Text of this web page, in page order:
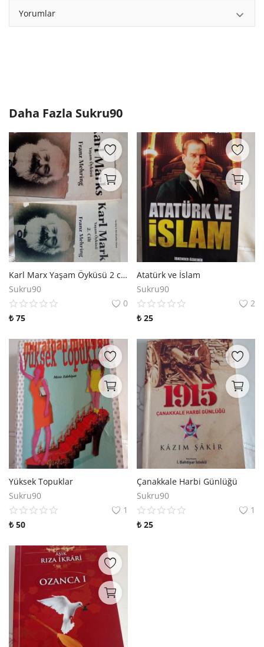
Yorumlar
Daha Fazla Sukru90
Karl Marx Yaşam Öyküsü 2 cilt
Sukru90
0
₺ 75
Atatürk ve İslam
Sukru90
2
₺25
Yüksek Topuklar
Sukru90
1
₺ 50
Çanakkale Harbi Günlüğü
Sukru90
1
₺25